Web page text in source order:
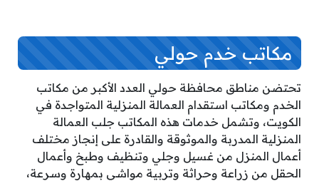
مكاتب خدم حولي
تحتضن مناطق محافظة حولي العدد الأكبر من مكاتب
الخدم ومكاتب استقدام العمالة المنزلية المتواجدة في
الكويت، وتشمل خدمات هذه المكاتب جلب العمالة
المنزلية المدربة والموثوقة والقادرة على إنجاز مختلف
أعمال المنزل من غسيل وجلي وتنظيف وطبخ وأعمال
الحقل من زراعة وحراثة وتربية مواشي بمهارة وسرعة،